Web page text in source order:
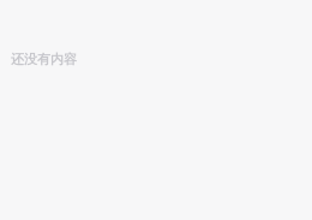
还没有内容